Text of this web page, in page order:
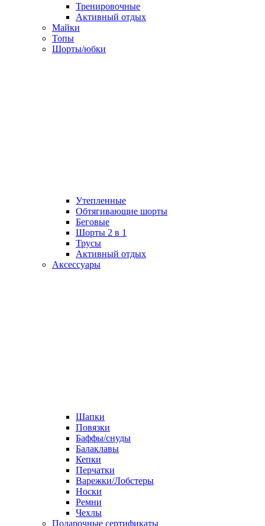
Тренировочные
Активный отдых
Майки
Топы
Шорты/юбки
Утепленные
Обтягивающие шорты
Беговые
Шорты 2 в 1
Трусы
Активный отдых
Аксессуары
Шапки
Повязки
Баффы/снуды
Балаклавы
Кепки
Перчатки
Варежки/Лобстеры
Носки
Ремни
Чехлы
Подарочные сертификаты